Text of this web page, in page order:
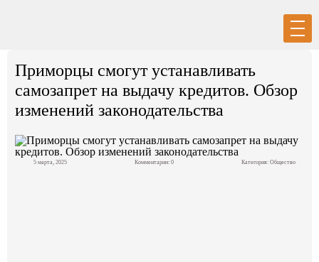
Политика
Приморцы смогут устанавливать
самозапрет на выдачу кредитов. Обзор
изменений законодательства
5 марта, 2025 Комментарии: 0 Категория: Общество